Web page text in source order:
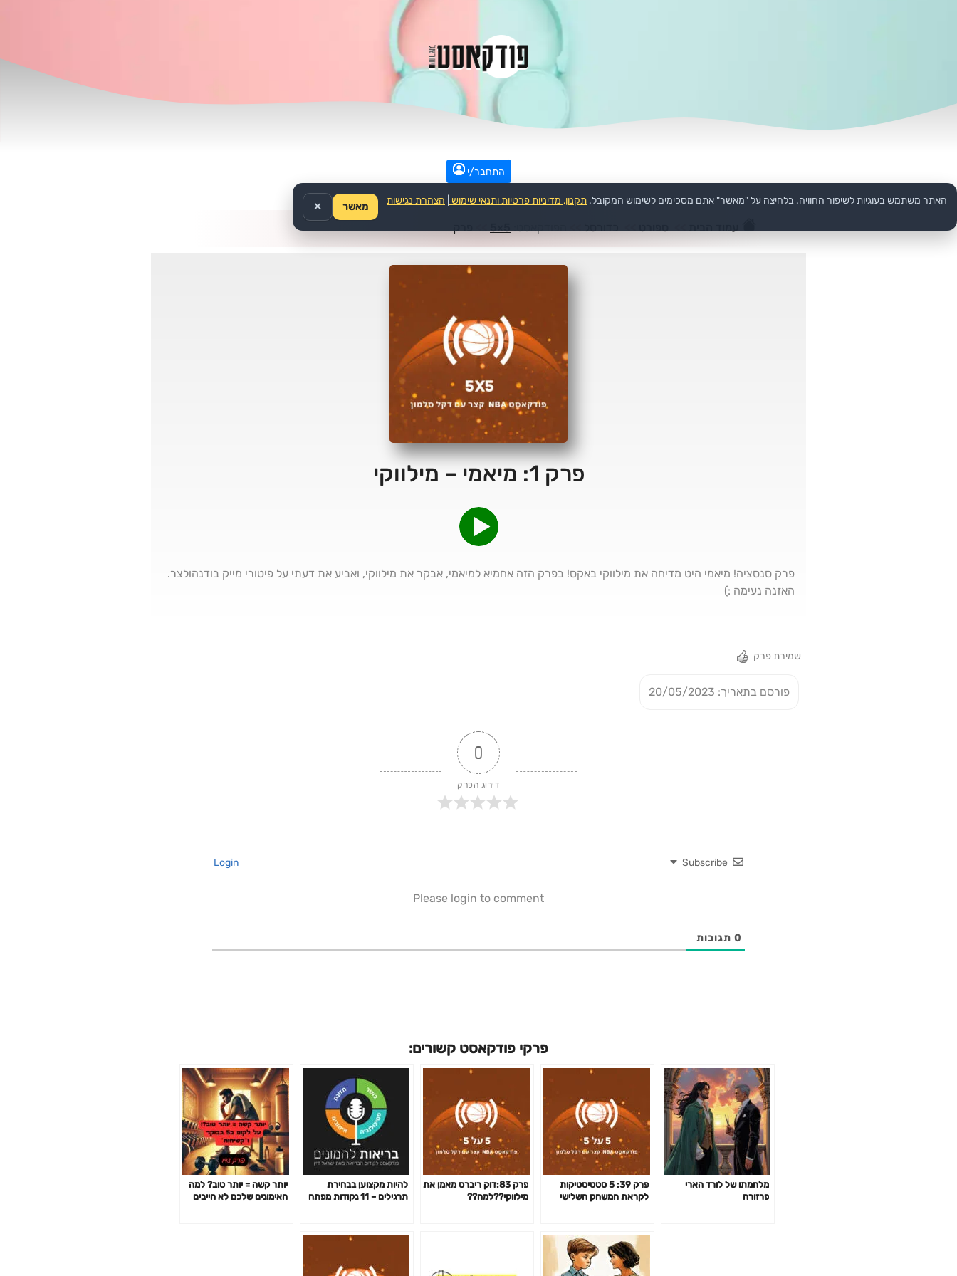
התחבר/י
עמוד הבית >> ספורט >> כדורסל >>הפודקאסט: 5x5
>>פרק
פרק 1: מיאמי – מילווקי
פרק סנסציה! מיאמי היט מדיחה את מילווקי באקס! בפרק הזה אחמיא למיאמי, אבקר את מילווקי, ואביע את דעתי על פיטורי מייק בודנהולצר.
האזנה נעימה :)
שמירת פרק
פורסם בתאריך: 20/05/2023
0
דירוג הפרק
Subscribe
Please login to comment
0 תגובות
פרקי פודקאסט קשורים:
מלחמתו של לורד הארי
פרזורה
פרק 39: 5 סטטיסטיקות
לקראת המשחק השלישי
פרק 83:דוק ריברס מאמן את
מילווקי??למה??
להיות מקצוען בבחירת
תרגילים – 11 נקודות מפתח
יותר קשה = יותר טוב? למה
האימונים שלכם לא חייבים
האתר משתמש בעוגיות לשיפור החוויה. בלחיצה על "מאשר" אתם מסכימים לשימוש המקובל. תקנון, מדיניות פרטיות ותנאי שימוש הצהרת נגישות
מאשר ✕